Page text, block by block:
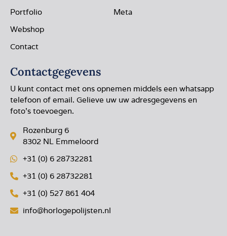
Portfolio
Webshop
Contact
Meta
Contactgegevens
U kunt contact met ons opnemen middels een whatsapp
telefoon of email. Gelieve uw uw adresgegevens en
foto’s toevoegen.
Rozenburg 6
8302 NL Emmeloord
+31 (0) 6 28732281
+31 (0) 6 28732281
+31 (0) 527 861 404
info@horlogepolijsten.nl